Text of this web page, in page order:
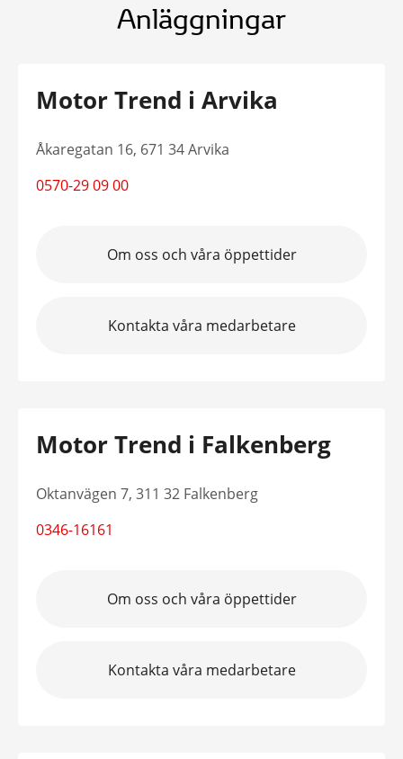
Anläggningar
Motor Trend i Arvika
Åkaregatan 16, 671 34 Arvika
0570-29 09 00
Om oss och våra öppettider
Kontakta våra medarbetare
Motor Trend i Falkenberg
Oktanvägen 7, 311 32 Falkenberg
0346-16161
Om oss och våra öppettider
Kontakta våra medarbetare